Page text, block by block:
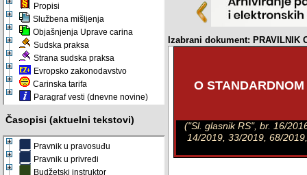
Propisi
Službena mišljenja
Objašnjenja Uprave carina
Sudska praksa
Strana sudska praksa
Evropsko zakonodavstvo
Carinska tarifa
Paragraf vesti (dnevne novine)
Časopisi (aktuelni tekstovi)
Pravnik u pravosuđu
Pravnik u privredi
Budžetski instruktor
Izabrani dokument: PRAVILNIK
O
("Sl. glasnik RS", br. 16/
14/2019, 33/2019, 68/